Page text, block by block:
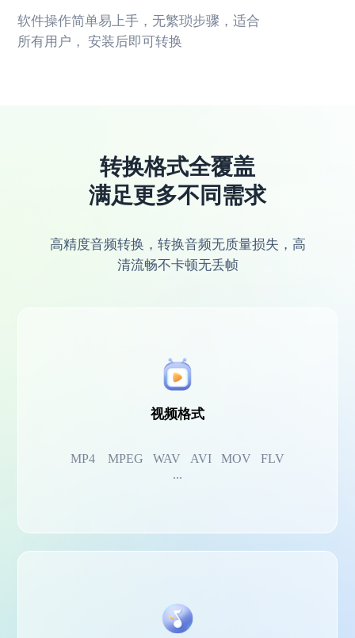
软件操作简单易上手，无繁琐步骤，适合
所有用户， 安装后即可转换
转换格式全覆盖
满足更多不同需求
高精度音频转换，转换音频无质量损失，高
清流畅不卡顿无丢帧
视频格式
MP4 MPEG WAV AVI MOV FLV
...